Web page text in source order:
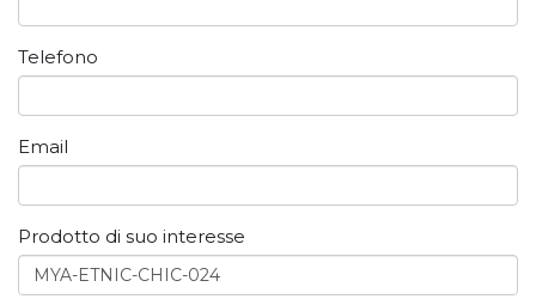
Telefono
Email
Prodotto di suo interesse